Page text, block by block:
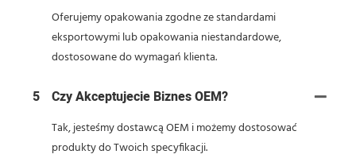
Oferujemy opakowania zgodne ze standardami
eksportowymi lub opakowania niestandardowe,
dostosowane do wymagań klienta.
5 Czy Akceptujecie Biznes OEM?
Tak, jesteśmy dostawcą OEM i możemy dostosować
produkty do Twoich specyfikacji.